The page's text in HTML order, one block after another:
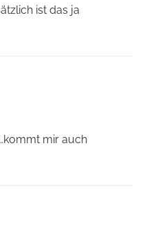
ist das ja
mir auch